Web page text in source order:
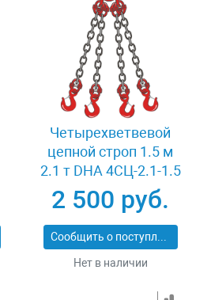
Четырехветвевой
цепной строп 1.5 м
2.1 т DHA 4СЦ-2.1-1.5
2 500 руб.
Сообщить о поступлении
Нет в наличии